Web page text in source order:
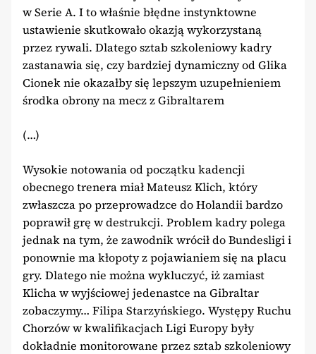
w Serie A. I to właśnie błędne instynktowne
ustawienie skutkowało okazją wykorzystaną
przez rywali. Dlatego sztab szkoleniowy kadry
zastanawia się, czy bardziej dynamiczny od Glika
Cionek nie okazałby się lepszym uzupełnieniem
środka obrony na mecz z Gibraltarem
(…)
Wysokie notowania od początku kadencji
obecnego trenera miał Mateusz Klich, który
zwłaszcza po przeprowadzce do Holandii bardzo
poprawił grę w destrukcji. Problem kadry polega
jednak na tym, że zawodnik wrócił do Bundesligi i
ponownie ma kłopoty z pojawianiem się na placu
gry. Dlatego nie można wykluczyć, iż zamiast
Klicha w wyjściowej jedenastce na Gibraltar
zobaczymy… Filipa Starzyńskiego. Występy Ruchu
Chorzów w kwalifikacjach Ligi Europy były
dokładnie monitorowane przez sztab szkoleniowy